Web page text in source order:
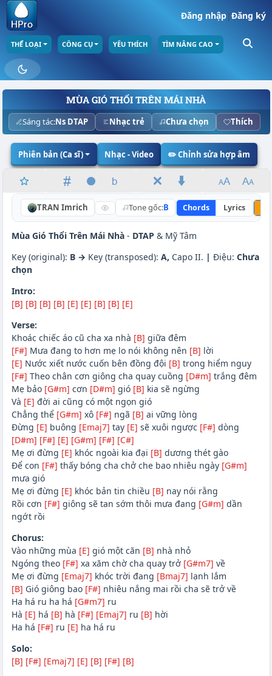
Đăng nhập|Đăng ký
THỂ LOẠI CÔNG CỤ YÊU THÍCH TÌM NÂNG CAO
MÙA GIÓ THỔI TRÊN MÁI NHÀ
Sáng tác:Ns DTAP Nhạc trẻ Chưa chọn Thích
Phiên bản (Ca sĩ) Nhạc - Video ✏️ Chỉnh sửa hợp âm
TRAN Imrich Tone gốc:B Chords Lyrics
Mùa Gió Thổi Trên Mái Nhà- DTAP & Mỹ Tâm
Key (original): B → Key (transposed): A, Capo II. | Điệu: Chưa
chọn
Intro:
[B] [B] [B] [B] [E] [E] [B] [B] [E]
Verse:
Khoác chiếc áo cũ cha xa nhà [B] giữa đêm
[F#] Mưa đang to hơn mẹ lo nói không nên [B] lời
[E] Nước xiết nước cuốn bên đồng đội [B] trong hiểm nguy
[F#] Theo chân cơn giông cha quay cuồng [D#m] trắng đêm
Mẹ bảo [G#m] cơn [D#m] gió [B] kia sẽ ngừng
Và [E] đời ai cũng có một ngọn gió
Chẳng thể [G#m] xô [F#] ngã [B] ai vững lòng
Đừng [E] buông [Emaj7] tay [E] sẽ xuôi ngược [F#] dòng
[D#m] [F#] [E] [G#m] [F#] [C#]
Mẹ ơi đừng [E] khóc ngoài kia đại [B] dương thét gào
Để con [F#] thấy bóng cha chở che bao nhiêu ngày [G#m]
mưa gió
Mẹ ơi đừng [E] khóc bản tin chiều [B] nay nói rằng
Rồi cơn [F#] giông sẽ tan sớm thôi mưa đang [G#m] dần
ngớt rồi
Chorus:
Vào những mùa [E] gió một căn [B] nhà nhỏ
Ngóng theo [F#] xa xăm chờ cha quay trở [G#m7] về
Mẹ ơi đừng [Emaj7] khóc trời đang [Bmaj7] lạnh lắm
[B] Gió giông bao [F#] nhiêu nắng mai rồi cha sẽ trở về
Ha há ru ha há [G#m7] ru
Hà [E] há [B] hà [F#] [Emaj7] ru [B] hời
Ha há [F#] ru [E] ha há ru
Solo:
[B] [F#] [Emaj7] [E] [B] [F#] [B]